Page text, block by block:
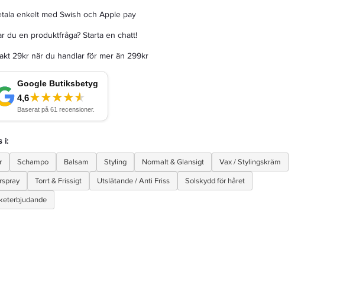
enkelt med Swish och Apple pay
du en produktfråga? Starta en chatt!
29kr när du handlar för mer än 299kr
i:
Schampo Balsam Styling Normalt & Glansigt
Vax / Stylingskräm
Torrt & Frissigt Utslätande / Anti Friss
Solskydd för håret